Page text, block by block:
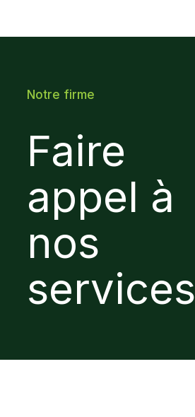
Notre firme
Faire
appel à
nos
services